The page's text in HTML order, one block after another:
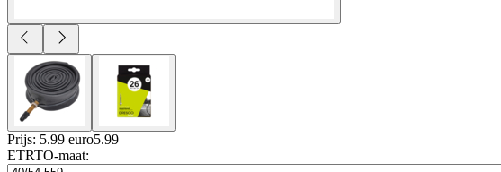
Prijs: 5.99 euro5.99
ETRTO-maat: